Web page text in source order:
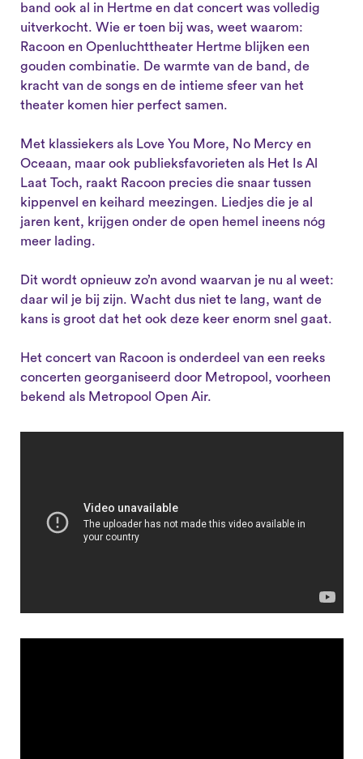
band ook al in Hertme en dat concert was volledig
uitverkocht. Wie er toen bij was, weet waarom:
Racoon en Openluchttheater Hertme blijken een
gouden combinatie. De warmte van de band, de
kracht van de songs en de intieme sfeer van het
theater komen hier perfect samen.
Met klassiekers als Love You More, No Mercy en
Oceaan, maar ook publieksfavorieten als Het Is Al
Laat Toch, raakt Racoon precies die snaar tussen
kippenvel en keihard meezingen. Liedjes die je al
jaren kent, krijgen onder de open hemel ineens nóg
meer lading.
Dit wordt opnieuw zo’n avond waarvan je nu al weet:
daar wil je bij zijn. Wacht dus niet te lang, want de
kans is groot dat het ook deze keer enorm snel gaat.
Het concert van Racoon is onderdeel van een reeks
concerten georganiseerd door Metropool, voorheen
bekend als Metropool Open Air.